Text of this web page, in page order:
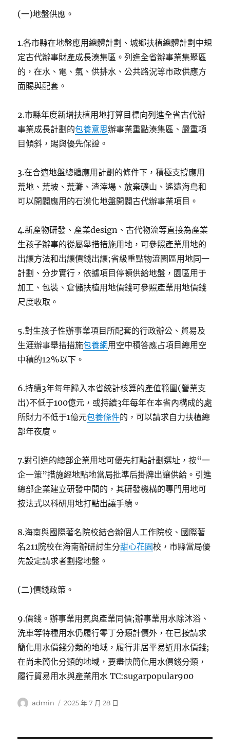
(一)地盤供應。
1.各市縣在地盤應用總體計劃、城鄉扶植總體計劃中規
定古代辦事財產成長湊集區。列進全省辦事業集聚區
的，在水、電、氣、供排水、公共路況等市政供應方
面賜與配套。
2.市縣年度新增扶植用地打算目標向列進全省古代辦
事業成長計劃的包養意思辦事業重點湊集區、嚴重項
目傾斜，賜與優先保證。
3.在合適地盤總體應用計劃的條件下，積極支撐應用
荒地、荒坡、荒灘、渣滓場、放棄礦山、遙遠海島和
可以開闢應用的石漠化地盤開闢古代辦事業項目。
4.新產物研發、產業design、古代物流等直接為產業
生孩子辦事的從屬舉措措施用地，可參照產業用地的
出讓方法和出讓價錢出讓;省級重點物流園區用地同一
計劃、分步實行，依據項目停頓供給地盤，園區用于
加工、包裝、倉儲扶植用地價錢可參照產業用地價錢
尺度收取。
5.對生孩子性辦事業項目所配套的行政辦公、貿易及
生涯辦事舉措措施包養網用空中積答應占項目總用空
中積的12%以下。
6.持續3年每年歸入本省統計核算的產值範圍(營業支
出)不低于100億元，或持續3年每年在本省內構成的處
所財力不低于1億元包養條件的，可以請求自力扶植總
部年夜廈。
7.對引進的總部企業用地可優先打點計劃選址，按“一
企一策”措施經地點地當局批準后掛牌出讓供給。引進
總部企業建立研發中間的，其研發機構的專門用地可
按法式以科研用地打點出讓手續。
8.海南與國際著名院校結合辦個人工作院校、國際著
名211院校在海南辦研討生分甜心花園校，市縣當局優
先設定請求者劃撥地盤。
(二)價錢政策。
9.價錢。辦事業用氣與產業同價;辦事業用水除沐浴、
洗車等特種用水仍履行零丁分類計價外，在已按請求
簡化用水價錢分類的地域，履行非居平易近用水價錢;
在尚未簡化分類的地域，要盡快簡化用水價錢分類，
履行貿易用水與產業用水 TC:sugarpopular900
作
admin
發
2025 年 7 月 28 日